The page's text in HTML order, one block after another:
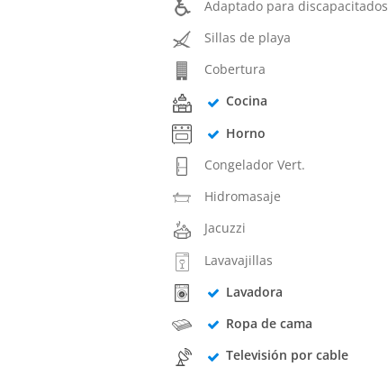
Adaptado para discapacitados
Sillas de playa
Cobertura
Cocina
Horno
Congelador Vert.
Hidromasaje
Jacuzzi
Lavavajillas
Lavadora
Ropa de cama
Televisión por cable